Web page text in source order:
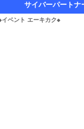
サイバーパートナ
ベント エーキカク◆